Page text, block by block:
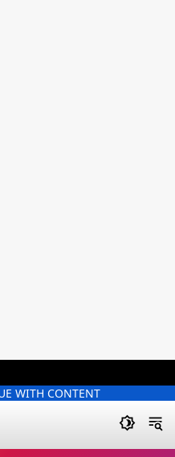
WITH CONTENT